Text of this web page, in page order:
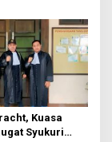
Kuasa
Syukuri